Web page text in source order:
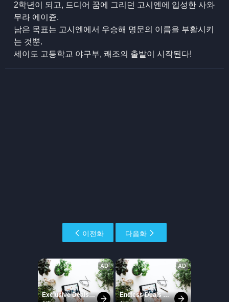
2학년이 되고, 드디어 꿈에 그리던 고시엔에 입성한 사와
무라 에이쥰.
남은 목표는 고시엔에서 우승해 명문의 이름을 부활시키
는 것뿐.
세이도 고등학교 야구부, 쾌조의 출발이 시작된다!
이전화 다음화